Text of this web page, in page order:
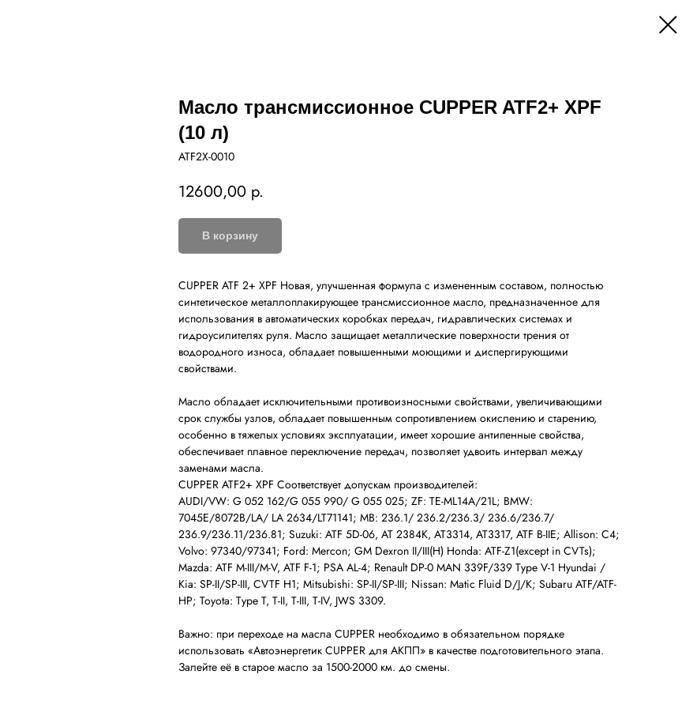
Масло трансмиссионное CUPPER ATF2+ XPF
(10 л)
ATF2X-0010
12600,00 р.
В корзину
CUPPER ATF 2+ XPF Новая, улучшенная формула с измененным составом, полностью
синтетическое металлоплакирующее трансмиссионное масло, предназначенное для
использования в автоматических коробках передач, гидравлических системах и
гидроусилителях руля. Масло защищает металлические поверхности трения от
водородного износа, обладает повышенными моющими и диспергирующими
свойствами.
Масло обладает исключительными противоизносными свойствами, увеличивающими
срок службы узлов, обладает повышенным сопротивлением окислению и старению,
особенно в тяжелых условиях эксплуатации, имеет хорошие антипенные свойства,
обеспечивает плавное переключение передач, позволяет удвоить интервал между
заменами масла.
CUPPER ATF2+ XPF Соответствует допускам производителей:
AUDI/VW: G 052 162/G 055 990/ G 055 025; ZF: TE-ML14A/21L; BMW:
7045E/8072B/LA/ LA 2634/LT71141; MB: 236.1/ 236.2/236.3/ 236.6/236.7/
236.9/236.11/236.81; Suzuki: ATF 5D-06, AT 2384K, AT3314, AT3317, ATF B-IIE; Allison: С4;
Volvo: 97340/97341; Ford: Mercon; GM Dexron II/III(H) Honda: ATF-Z1(except in CVTs);
Mazda: ATF M-III/M-V, ATF F-1; PSA AL-4; Renault DP-0 MAN 339F/339 Type V-1 Hyundai /
Kia: SP-II/SP-III, CVTF H1; Mitsubishi: SP-II/SP-III; Nissan: Matic Fluid D/J/K; Subaru ATF/ATF-
HP; Toyota: Type T, T-II, T-III, T-IV, JWS 3309.
Важно: при переходе на масла CUPPER необходимо в обязательном порядке
использовать «Автоэнергетик CUPPER для АКПП» в качестве подготовительного этапа.
Залейте её в старое масло за 1500-2000 км. до смены.